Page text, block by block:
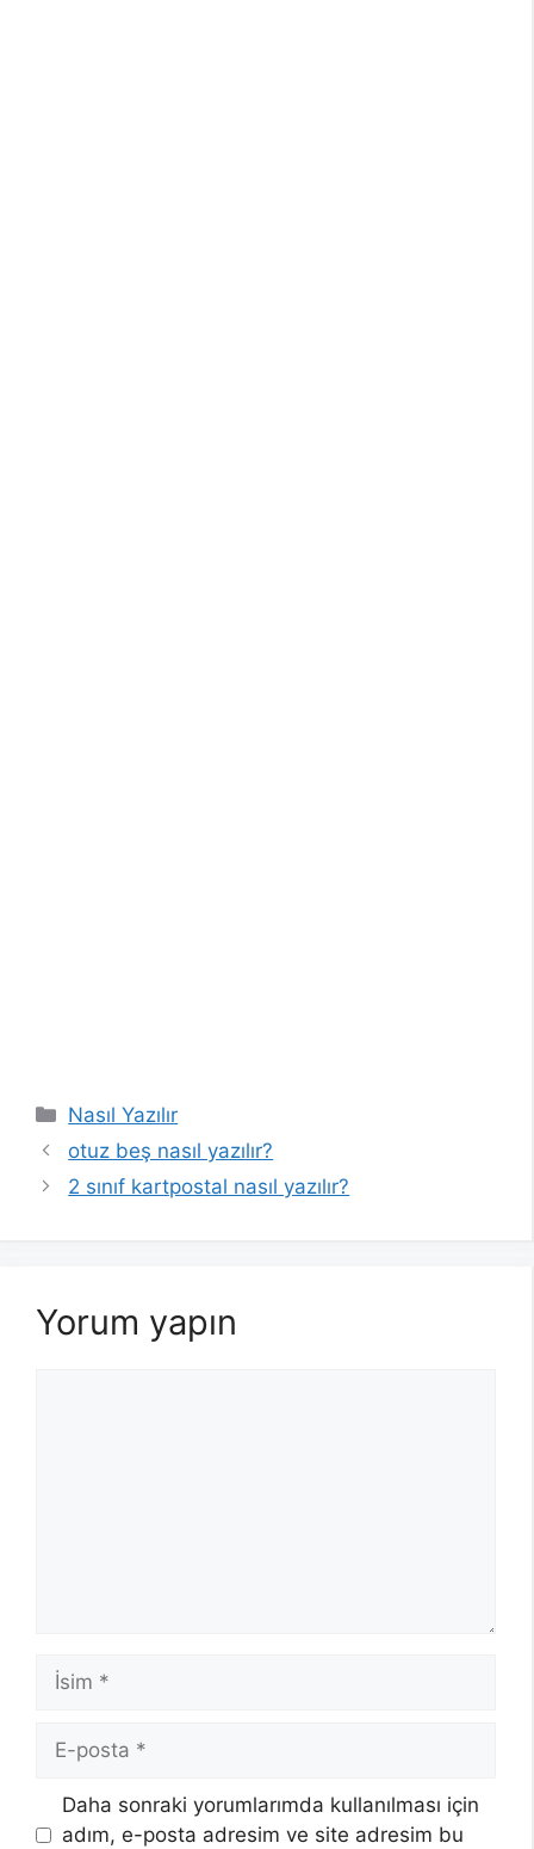
Kategoriler
Nasıl Yazılır
otuz beş nasıl yazılır?
2 sınıf kartpostal nasıl yazılır?
Yorum yapın
İsim
posta
Daha sonraki yorumlarımda kullanılması için
adım, e-posta adresim ve site adresim bu